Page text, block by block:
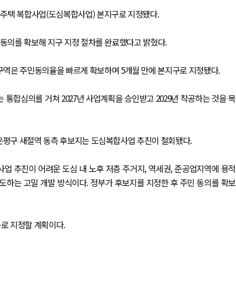
택 복합사업(도심복합사업) 본지구로 지정됐다.
의를 확보해 지구 지정 절차를 완료했다고 밝혔다.
은 주민동의율을 빠르게 확보하며 5개월 만에 본지구로 지정됐다.
합심의를 거쳐 2027년 사업계획을 승인받고 2029년 착공하는 것을 목
구 새절역 동측 후보지는 도심복합사업 추진이 철회됐다.
추진이 어려운 도심 내 노후 저층 주거지, 역세권, 준공업지역에 용적
는 고밀 개발 방식이다. 정부가 후보지를 지정한 후 주민 동의를 확보
지정할 계획이다.